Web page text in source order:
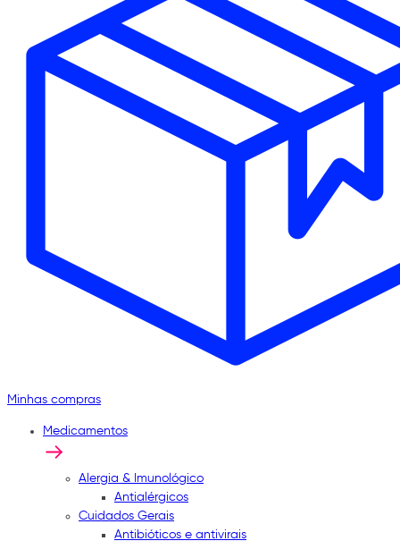
Minhas compras
Medicamentos
Alergia & Imunológico
Antialérgicos
Cuidados Gerais
Antibióticos e antivirais